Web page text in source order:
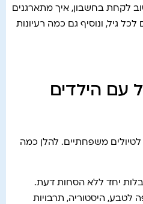
לקחת בחשבון, איך מתארגנים
לכל גיל, ונוסיף גם כמה רעיונות
עם הילדים
משפחתיים. להלן כמה
יחד ללא הסחות דעת.
לטבע, היסטוריה, תרבויות